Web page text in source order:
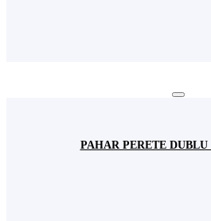
PAHAR PERETE DUBLU